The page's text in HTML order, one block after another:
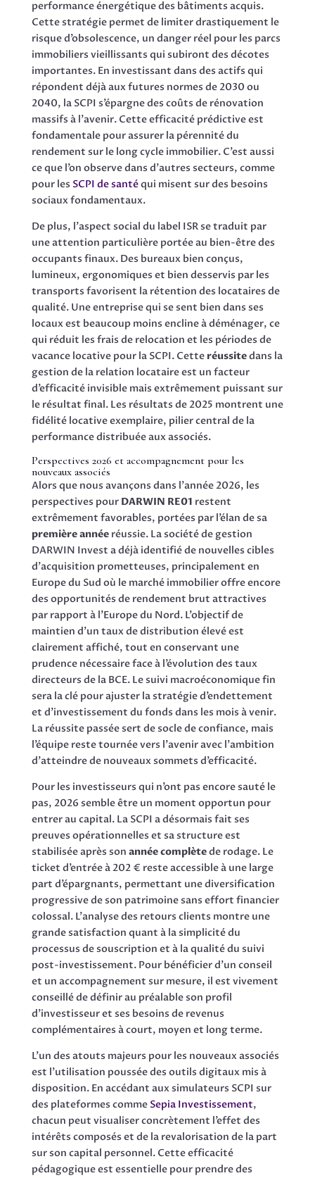
performance énergétique des bâtiments acquis.
Cette stratégie permet de limiter drastiquement le
risque d’obsolescence, un danger réel pour les parcs
immobiliers vieillissants qui subiront des décotes
importantes. En investissant dans des actifs qui
répondent déjà aux futures normes de 2030 ou
2040, la SCPI s’épargne des coûts de rénovation
massifs à l’avenir. Cette efficacité prédictive est
fondamentale pour assurer la pérennité du
rendement sur le long cycle immobilier. C’est aussi
ce que l’on observe dans d’autres secteurs, comme
pour les SCPI de santéqui misent sur des besoins
sociaux fondamentaux.
De plus, l’aspect social du label ISR se traduit par
une attention particulière portée au bien-être des
occupants finaux. Des bureaux bien conçus,
lumineux, ergonomiques et bien desservis par les
transports favorisent la rétention des locataires de
qualité. Une entreprise qui se sent bien dans ses
locaux est beaucoup moins encline à déménager, ce
qui réduit les frais de relocation et les périodes de
vacance locative pour la SCPI. Cette réussitedans la
gestion de la relation locataire est un facteur
d’efficacité invisible mais extrêmement puissant sur
le résultat final. Les résultats de 2025 montrent une
fidélité locative exemplaire, pilier central de la
performance distribuée aux associés.
Perspectives 2026 et accompagnement pour les
nouveaux associés
Alors que nous avançons dans l’année 2026, les
perspectives pour DARWIN RE01 restent
extrêmement favorables, portées par l’élan de sa
première annéeréussie. La société de gestion
DARWIN Invest a déjà identifié de nouvelles cibles
d’acquisition prometteuses, principalement en
Europe du Sud où le marché immobilier offre encore
des opportunités de rendement brut attractives
par rapport à l’Europe du Nord. L’objectif de
maintien d’un taux de distribution élevé est
clairement affiché, tout en conservant une
prudence nécessaire face à l’évolution des taux
directeurs de la BCE. Le suivi macroéconomique fin
sera la clé pour ajuster la stratégie d’endettement
et d’investissement du fonds dans les mois à venir.
La réussite passée sert de socle de confiance, mais
l’équipe reste tournée vers l’avenir avec l’ambition
d’atteindre de nouveaux sommets d’efficacité.
Pour les investisseurs qui n’ont pas encore sauté le
pas, 2026 semble être un moment opportun pour
entrer au capital. La SCPI a désormais fait ses
preuves opérationnelles et sa structure est
stabilisée après son année complètede rodage. Le
ticket d’entrée à 202 € reste accessible à une large
part d’épargnants, permettant une diversification
progressive de son patrimoine sans effort financier
colossal. L’analyse des retours clients montre une
grande satisfaction quant à la simplicité du
processus de souscription et à la qualité du suivi
post-investissement. Pour bénéficier d’un conseil
et un accompagnement sur mesure, il est vivement
conseillé de définir au préalable son profil
d’investisseur et ses besoins de revenus
complémentaires à court, moyen et long terme.
L’un des atouts majeurs pour les nouveaux associés
est l’utilisation poussée des outils digitaux mis à
disposition. En accédant aux simulateurs SCPI sur
des plateformes comme Sepia Investissement,
chacun peut visualiser concrètement l’effet des
intérêts composés et de la revalorisation de la part
sur son capital personnel. Cette efficacité
pédagogique est essentielle pour prendre des